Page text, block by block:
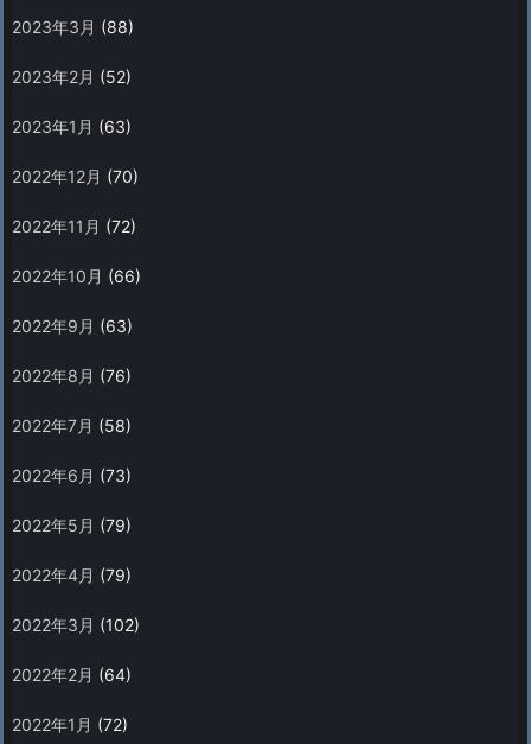
2023年3月 (88)
2023年2月 (52)
2023年1月 (63)
2022年12月 (70)
2022年11月 (72)
2022年10月 (66)
2022年9月 (63)
2022年8月 (76)
2022年7月 (58)
2022年6月 (73)
2022年5月 (79)
2022年4月 (79)
2022年3月 (102)
2022年2月 (64)
2022年1月 (72)